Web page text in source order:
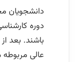
دانشجویان
دوره
باشند. بعد
عالی مربوطه